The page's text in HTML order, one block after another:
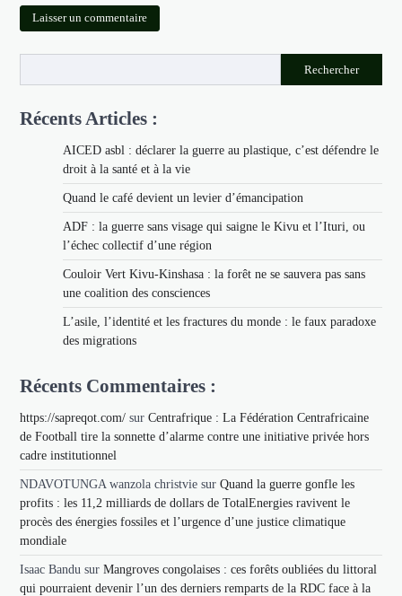
Rechercher
Récents Articles :
AICED asbl : déclarer la guerre au plastique, c’est défendre le
droit à la santé et à la vie
Quand le café devient un levier d’émancipation
ADF : la guerre sans visage qui saigne le Kivu et l’Ituri, ou
l’échec collectif d’une région
Couloir Vert Kivu-Kinshasa : la forêt ne se sauvera pas sans
une coalition des consciences
L’asile, l’identité et les fractures du monde : le faux paradoxe
des migrations
Récents Commentaires :
https://sapreqot.com/ surCentrafrique : La Fédération Centrafricaine
de Football tire la sonnette d’alarme contre une initiative privée hors
cadre institutionnel
NDAVOTUNGA wanzola christvie surQuand la guerre gonfle les
profits : les 11,2 milliards de dollars de TotalEnergies ravivent le
procès des énergies fossiles et l’urgence d’une justice climatique
mondiale
Isaac Bandu surMangroves congolaises : ces forêts oubliées du littoral
qui pourraient devenir l’un des derniers remparts de la RDC face à la